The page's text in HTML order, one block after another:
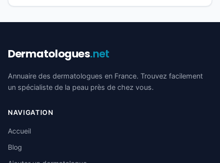
Dermatologues.net
Annuaire des dermatologues en France. Trouvez facilement
un spécialiste de la peau près de chez vous.
NAVIGATION
Accueil
Blog